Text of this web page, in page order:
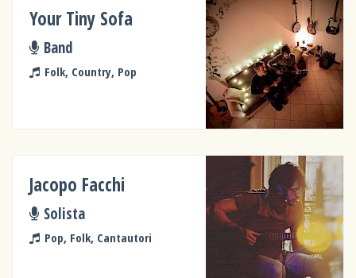
Your Tiny Sofa
Band
Folk, Country, Pop
Jacopo Facchi
Solista
Pop, Folk, Cantautori